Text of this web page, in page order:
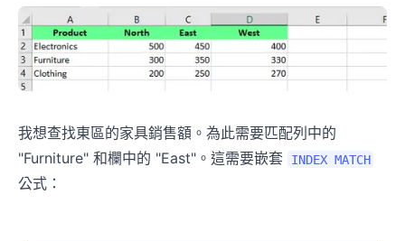
我想查找東區的家具銷售額。為此需要匹配列中的
"Furniture" 和欄中的 "East"。這需要嵌套
INDEX MATCH
公式：